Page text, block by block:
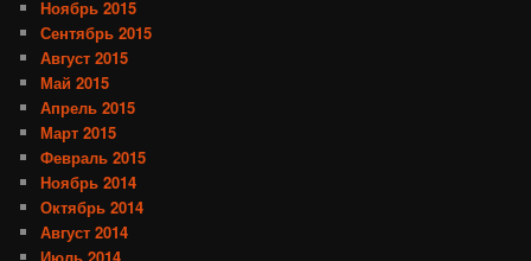
Ноябрь 2015
Сентябрь 2015
Август 2015
Май 2015
Апрель 2015
Март 2015
Февраль 2015
Ноябрь 2014
Октябрь 2014
Август 2014